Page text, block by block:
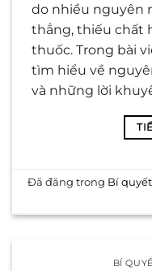
do nhiều nguyên
thẳng, thiếu chất
thuốc. Trong bài
tìm hiểu về
và những lời
Đã đăng trong Bí
BÍ